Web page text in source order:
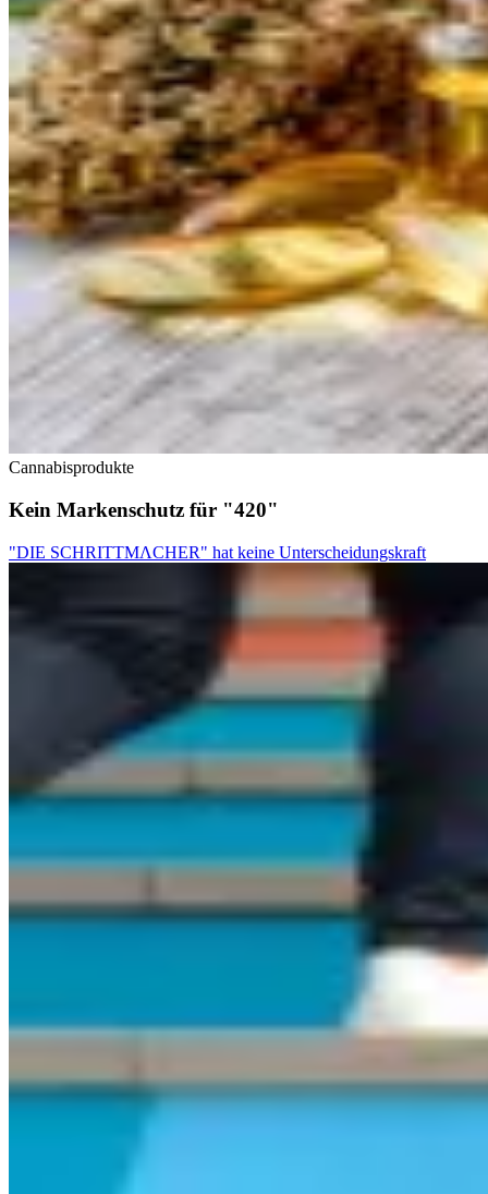
Cannabisprodukte
Kein Markenschutz für "420"
"DIE SCHRITTMΛCHER" hat keine Unterscheidungskraft